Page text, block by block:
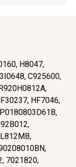
H8047,
C925600,
HF7046,
7021820,